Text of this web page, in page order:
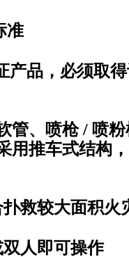
准
产品 ，必须取
管、喷枪 / 喷
推车式结构，
救较大面积火
人即可操作